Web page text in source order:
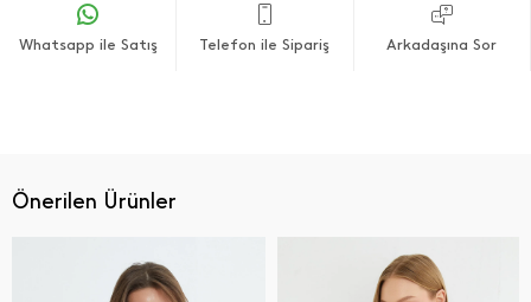
Whatsapp ile Satış Telefon ile Sipariş Arkadaşına Sor
Önerilen Ürünler